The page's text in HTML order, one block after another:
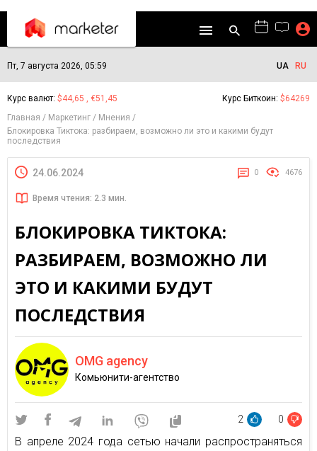
Пт, 7 августа 2026, 05:59 UA RU
Курс валют: $44,65 , €51,45 Курс Биткоин: $64269
Главная
Маркетинг
Мнения
Блокировка Тиктока: разбираем, возможно ли это и какими будут
последствия
24.06.2024 0 4676
Время чтения: 2.3 мин.
БЛОКИРОВКА ТИКТОКА:
РАЗБИРАЕМ, ВОЗМОЖНО ЛИ
ЭТО И КАКИМИ БУДУТ
ПОСЛЕДСТВИЯ
OMG agency
Комьюнити-агентство
2 0
В апреле 2024 года сетью начали распространяться